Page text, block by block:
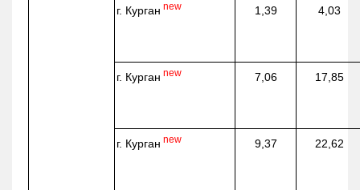
г. Курган new 1,39 4,03
г. Курган new 7,06 17,85
г. Курган new 9,37 22,62